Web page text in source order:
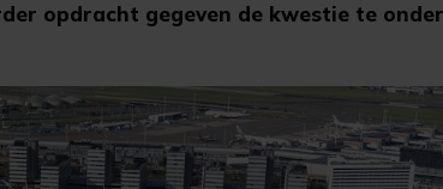
opdracht gegeven de kwestie te